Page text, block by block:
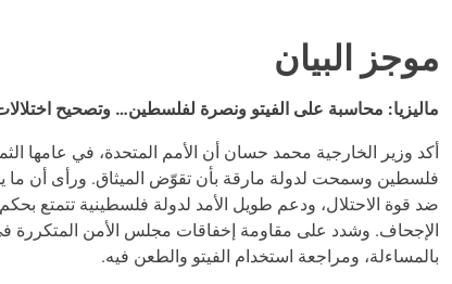
موجز البيان
ماليزيا: محاسبة على الفيتو ونصرة لفلسطين… وتصحيح
أكد وزير الخارجية محمد حسان أن الأمم المتحدة، في عامها
فلسطين وسمحت لدولة مارقة بأن تقوّض الميثاق. ورأى أن ما
ضد قوة الاحتلال، ودعم طويل الأمد لدولة فلسطينية تتمتع
الإجحاف. وشدد على مقاومة إخفاقات مجلس الأمن المتكررة في
بالمساءلة، ومراجعة استخدام الفيتو والطعن فيه.